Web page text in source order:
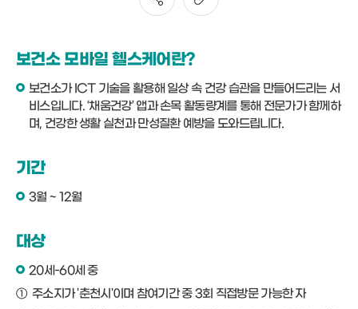
보건소 모바일 헬스케어란?
보건소가 ICT 기술을 활용해 일상 속 건강 습관을 만들어드리는 서
비스입니다. ‘채움건강’ 앱과 손목 활동량계를 통해 전문가가 함께하
며, 건강한 생활 실천과 만성질환 예방을 도와드립니다.
기간
3월 ~ 12월
대상
20세-60세 중
① 주소지가 '춘천시'이며 참여기간 중 3회 직접방문 가능한 자